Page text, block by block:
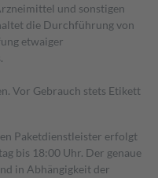
und sonstigen
die Durchführung von
etwaiger
Vor Gebrauch stets Etikett
Paketdienstleister erfolgt
bis 18:00 Uhr. Der genaue
in Abhängigkeit der